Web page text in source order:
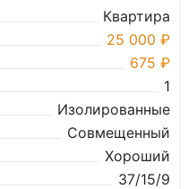
Квартира
25 000 ₽
675 ₽
1
Изолированные
Совмещенный
Хороший
37/15/9